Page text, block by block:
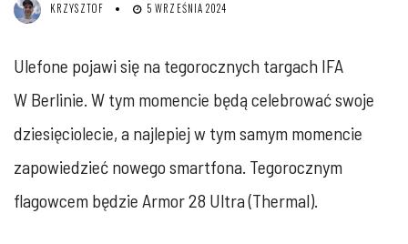
KRZYSZTOF 5 WRZEŚNIA 2024
Ulefone pojawi się na tegorocznych targach IFA
W Berlinie. W tym momencie będą celebrować swoje
dziesięciolecie, a najlepiej w tym samym momencie
zapowiedzieć nowego smartfona. Tegorocznym
flagowcem będzie Armor 28 Ultra (Thermal).